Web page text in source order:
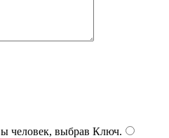
человек, выбрав Ключ.